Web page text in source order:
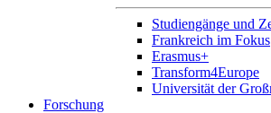
Studiengänge und
Frankreich im Fokus
Erasmus+
Transform4Europe
Universität der
Forschung